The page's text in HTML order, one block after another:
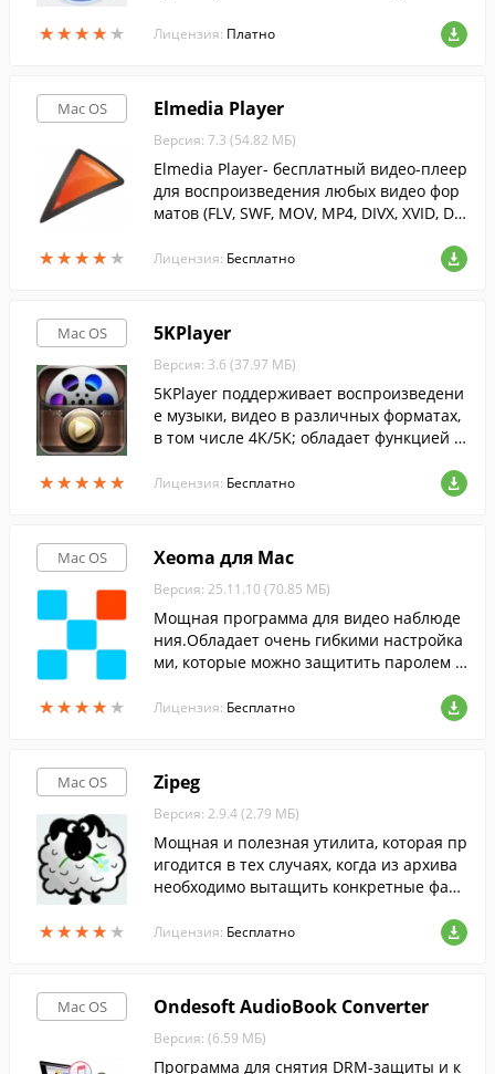
★★★★★
★★★★★ Лицензия: Платно
Mac OS
★★★★ ★
★★★★ ★
Elmedia Player
Версия: 7.3 (54.82 МБ)
Elmedia Player- бесплатный видео-плеер
для воспроизведения любых видео фор
матов (FLV, SWF, MOV, MP4, DIVX, XVID, DA
Лицензия: Бесплатно
Mac OS
★★★★★
★★★★★
5KPlayer
Версия: 3.6 (37.97 МБ)
5KPlayer поддерживает воспроизведени
е музыки, видео в различных форматах,
в том числе 4K/5K; обладает функцией з
Лицензия: Бесплатно
Mac OS
★★★★ ★
★★★★ ★
Xeoma для Mac
Версия: 25.11.10 (70.85 МБ)
Мощная программа для видео наблюде
ния.Обладает очень гибкими настройка
ми, которые можно защитить паролем о
Лицензия: Бесплатно
Mac OS
★★★★ ★
★★★★ ★
Zipeg
Версия: 2.9.4 (2.79 МБ)
Мощная и полезная утилита, которая пр
игодится в тех случаях, когда из архива
необходимо вытащить конкретные файл
Лицензия: Бесплатно
Mac OS Ondesoft AudioBook Converter
Версия: (6.59 МБ)
Программа для снятия DRM-защиты и к